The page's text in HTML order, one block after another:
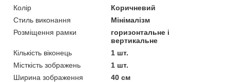
Колір
Коричневий
Стиль виконання
Мінімалізм
Розміщення рамки
горизонтальне і
вертикальне
Кількість віконець
1 шт.
Місткість зображень
1 шт.
Ширина зображення
40 см